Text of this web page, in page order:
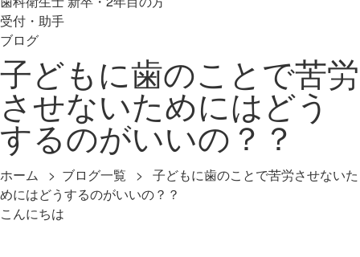
受付・助手
ブログ
子どもに歯のことで苦労
させないためにはどう
するのがいいの？？
ホーム > ブログ一覧 > 子どもに歯のことで苦労させないた
めにはどうするのがいいの？？
こんにちは